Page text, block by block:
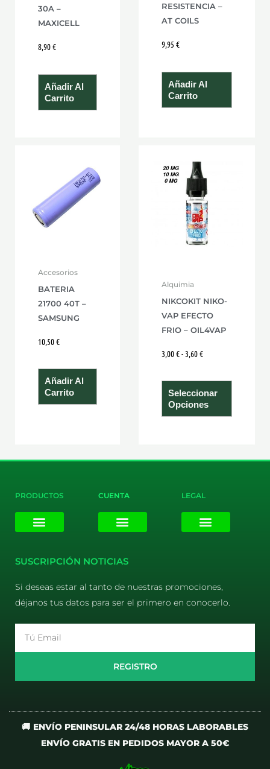
30A –
MAXICELL
8,90€
Añadir Al
Carrito
RESISTENCIA –
AT COILS
9,95 €
Añadir Al
Carrito
Accesorios
BATERIA
21700 40T –
SAMSUNG
10,50€
Añadir Al
Carrito
Alquimia
NIKCOKIT NIKO-
VAP EFECTO
FRIO – OIL4VAP
3,00€-3,60€
precios:
desde
3,00 €
hasta
3,60 €
Seleccionar
Opciones
PRODUCTOS CUENTA LEGAL
SUSCRIPCIÓN NOTICIAS
Si deseas estar al tanto de nuestras promociones,
déjanos tus datos para ser el primero en conocerlo.
REGISTRO
🚚 ENVÍO PENINSULAR 24/48 HORAS LABORABLES
ENVÍO GRATIS EN PEDIDOS MAYOR A 50€